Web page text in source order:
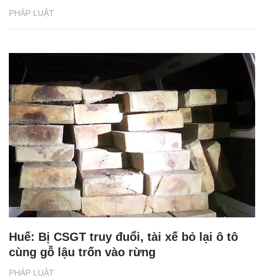
PHÁP LUẬT
PHÁP LUẬT
Huế: Bị CSGT truy đuổi, tài xế bỏ lại ô tô
cùng gỗ lậu trốn vào rừng